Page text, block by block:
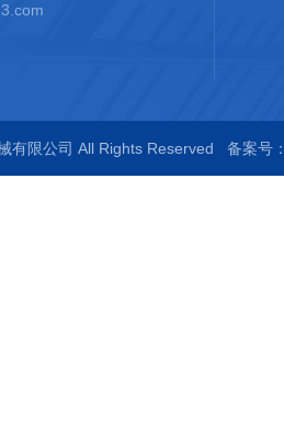
有限公司 All Rights Reserved 备案号